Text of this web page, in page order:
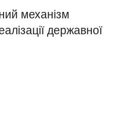
механізм
державної